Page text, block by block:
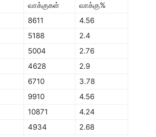
வாக்குகள்
வாக்கு%
8611
4.56
5188
2.4
5004
2.76
4628
2.9
6710
3.78
9910
4.56
10871
4.24
4934
2.68